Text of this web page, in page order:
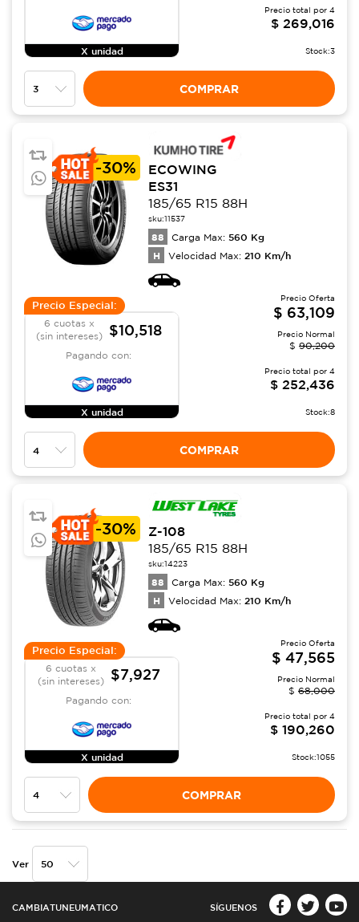
X unidad
Precio total por 4
$ 269,016
Stock:3
COMPRAR
-30%
ECOWING
ES31
185/65 R15 88H
sku:11537
88 Carga Max: 560 Kg
H Velocidad Max: 210 Km/h
Precio Especial:
6 cuotas x
(sin intereses)
$10,518
Pagando con:
X unidad
Precio Oferta
$ 63,109
Precio Normal
$ 90,200
Precio total por 4
$ 252,436
Stock:8
COMPRAR
-30%
Z-108
185/65 R15 88H
sku:14223
88 Carga Max: 560 Kg
H Velocidad Max: 210 Km/h
Precio Especial:
6 cuotas x
(sin intereses)
$7,927
Pagando con:
X unidad
Precio Oferta
$ 47,565
Precio Normal
$ 68,000
Precio total por 4
$ 190,260
Stock:1055
COMPRAR
Ver
CAMBIATUNEUMATICO SÍGUENOS